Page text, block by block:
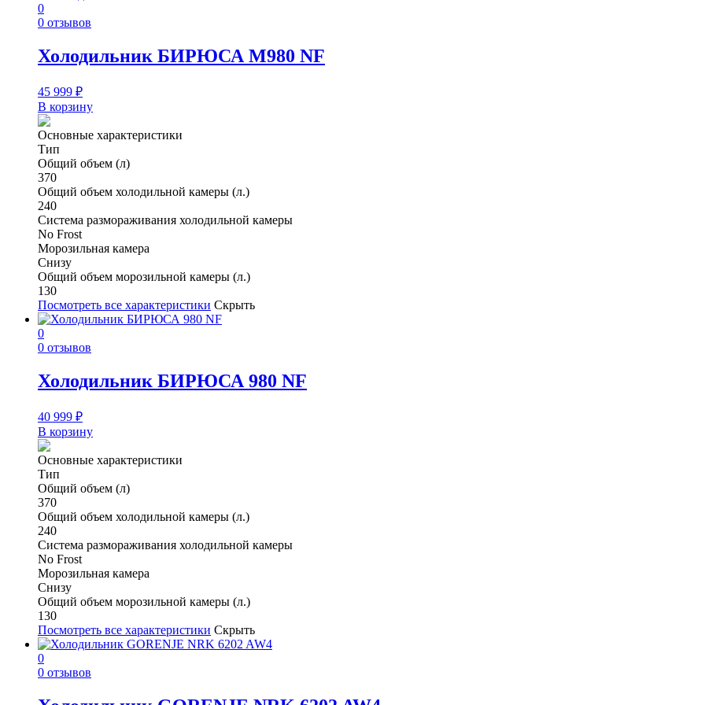
0
0 отзывов
Холодильник БИРЮСА M980 NF
45 999 ₽
В корзину
Основные характеристики
Тип
Общий объем (л)
370
Общий объем холодильной камеры (л.)
240
Система размораживания холодильной камеры
No Frost
Морозильная камера
Снизу
Общий объем морозильной камеры (л.)
130
Посмотреть все характеристики Скрыть
0
0 отзывов
Холодильник БИРЮСА 980 NF
40 999 ₽
В корзину
Основные характеристики
Тип
Общий объем (л)
370
Общий объем холодильной камеры (л.)
240
Система размораживания холодильной камеры
No Frost
Морозильная камера
Снизу
Общий объем морозильной камеры (л.)
130
Посмотреть все характеристики Скрыть
0
0 отзывов